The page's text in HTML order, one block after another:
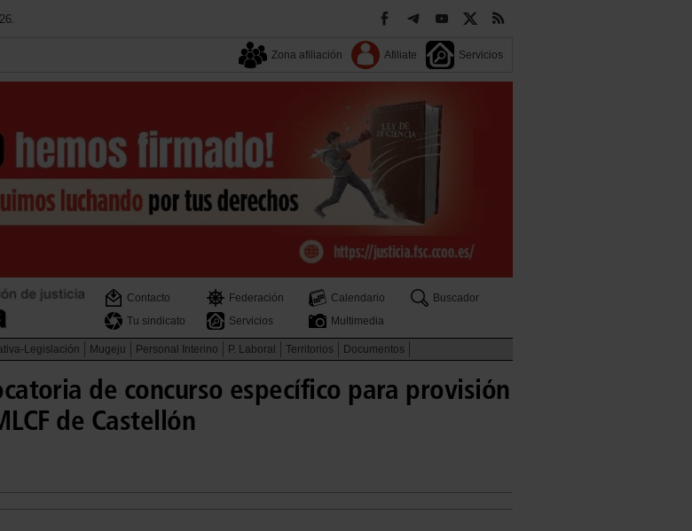
Zona afiliación Afiliate Servicios
Contacto Federación Calendario
Buscador
Tu sindicato
Servicios Multimedia
Legislación Mugeju Personal Interino P. Laboral Territorios Documentos
de concurso específico para provisión
de Castellón